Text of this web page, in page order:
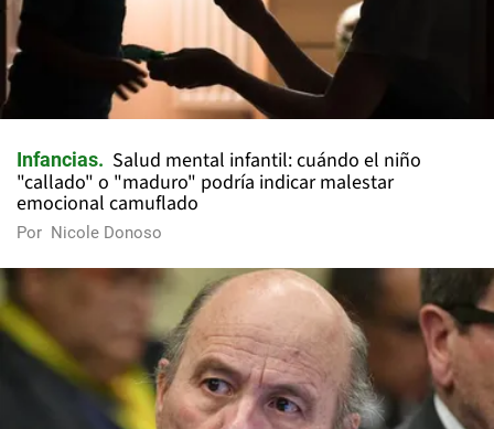
Infancias
Salud mental infantil: cuándo el niño
"callado" o "maduro" podría indicar malestar
emocional camuflado
Por Nicole Donoso